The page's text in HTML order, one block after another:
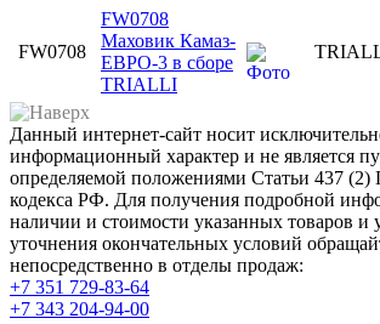
FW0708
FW0708
Маховик Камаз-
ЕВРО-3 в сборе
TRIALLI
Данный интернет-сайт носит
информационный характер и не является
определяемой положениями Статьи 437 (2)
кодекса РФ. Для получения подробной
наличии и стоимости указанных товаров и
уточнения окончательных условий
непосредственно в отделы продаж:
+7 351 729-83-64
+7 343 204-94-00